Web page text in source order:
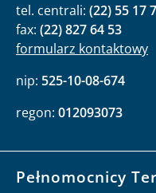
tel. centrali: (22) 55 17
fax: (22) 827 64 53
formularz kontaktowy
nip: 525-10-08-674
regon: 012093073
Pełnomocnicy